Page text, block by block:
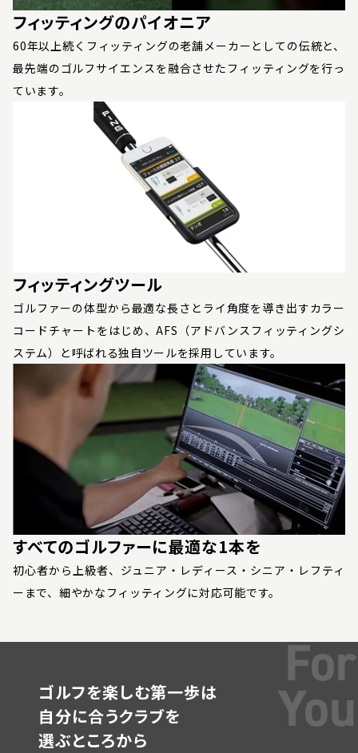
フィッティングのパイオニア
60年以上続くフィッティングの老舗メーカーとしての伝統と、
最先端のゴルフサイエンスを融合させたフィッティングを行っ
ています。
フィッティングツール
ゴルファーの体型から最適な長さとライ角度を導き出すカラー
コードチャートをはじめ、AFS（アドバンスフィッティングシ
ステム）と呼ばれる独自ツールを採用しています。
すべてのゴルファーに最適な1本を
初心者から上級者、ジュニア・レディース・シニア・レフティ
ーまで、細やかなフィッティングに対応可能です。
For
You
ゴルフを楽しむ第一歩は
自分に合うクラブを
選ぶところから